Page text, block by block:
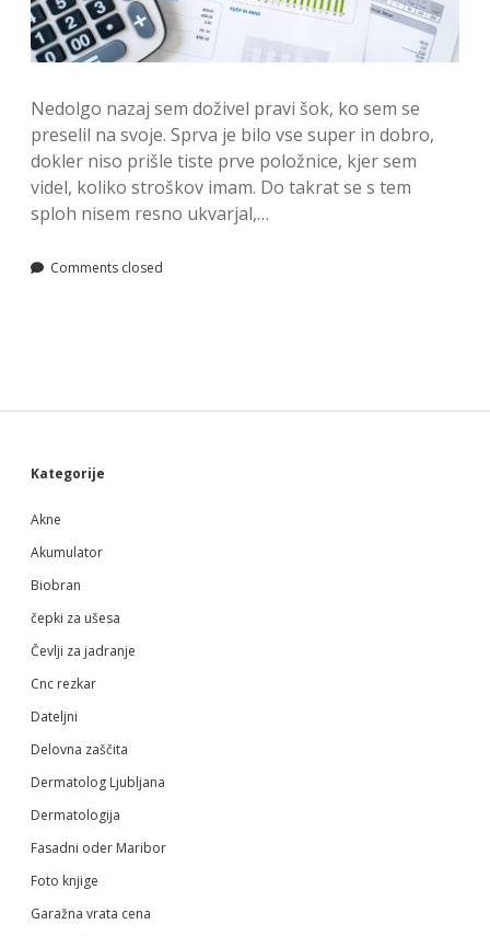
Nedolgo nazaj sem doživel pravi šok, ko sem se
preselil na svoje. Sprva je bilo vse super in dobro,
dokler niso prišle tiste prve položnice, kjer sem
videl, koliko stroškov imam. Do takrat se s tem
sploh nisem resno ukvarjal,…
Comments closed
Sidebar
Kategorije
Akne
Akumulator
Biobran
čepki za ušesa
Čevlji za jadranje
Cnc rezkar
Dateljni
Delovna zaščita
Dermatolog Ljubljana
Dermatologija
Fasadni oder Maribor
Foto knjige
Garažna vrata cena